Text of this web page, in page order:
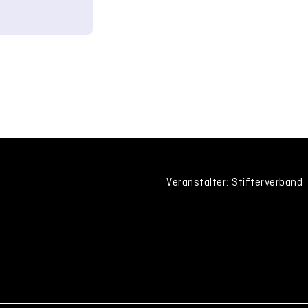
Veranstalter: Stifterverband